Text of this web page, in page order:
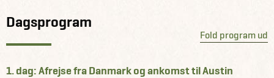
Canyon. Intet ophold i Texas uden et ranchophold på
Wildcatter Ranch, og en dag i cowboy-byen Forth Worth,
Danmark.
Dagsprogram
Fold program ud
1. dag: Afrejse fra Danmark og ankomst til Austin